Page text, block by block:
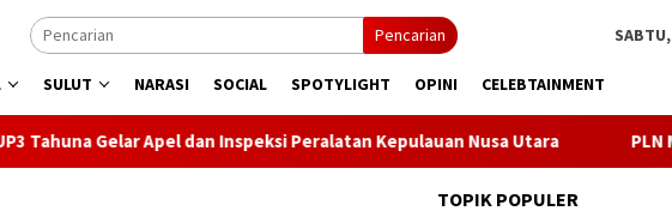
Pencarian
SULUT NARASI SOCIAL SPOTYLIGHT OPINI CELEBTAINMENT
dan Inspeksi Peralatan Kepulauan Nusa Utara PLN Manado Minta
TOPIK POPULER